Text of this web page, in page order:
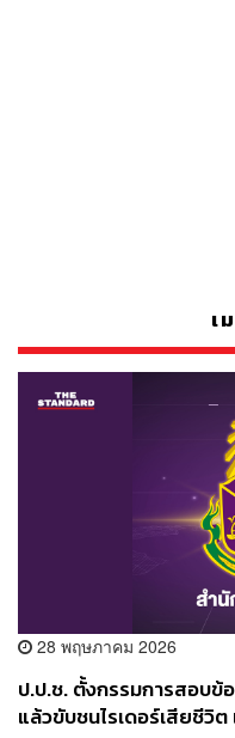
เ
28 พฤษภาคม 2026
ป.ป.ช. ตั้งกรรมการสอบข้
แล้วขับชนไรเดอร์เสียชีวิ